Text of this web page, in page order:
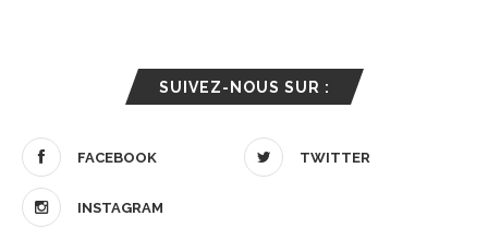
SUIVEZ-NOUS SUR :
FACEBOOK TWITTER
INSTAGRAM